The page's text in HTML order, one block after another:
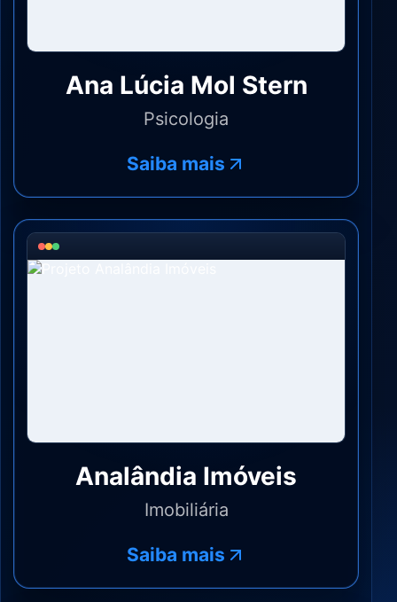
Ana Lúcia Mol Stern
Psicologia
Saiba mais
Analândia Imóveis
Imobiliária
Saiba mais